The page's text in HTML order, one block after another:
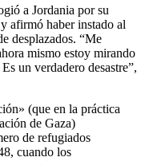
a Jordania por su
afirmó haber instado al
desplazados. “Me
mismo estoy mirando
un verdadero desastre”,
(que en la práctica
de Gaza)
de refugiados
cuando los